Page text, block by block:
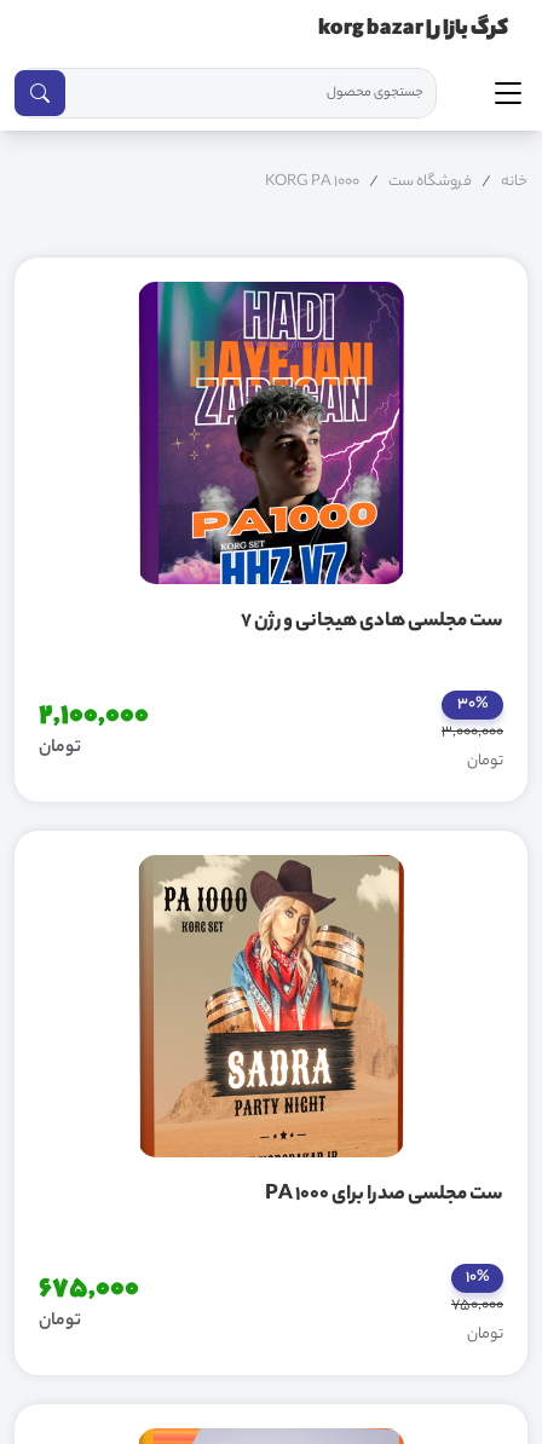
کرگ بازار | korg bazar
خانه فروشگاه ست KORG PA 1000
ست مجلسی هادی هیجانی ورژن 7
30%
3,000,000
تومان
2,100,000
تومان
ست مجلسی صدرا برای PA 1000
10%
750,000
تومان
675,000
تومان